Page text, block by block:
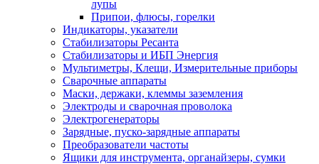
лупы
Припои, флюсы, горелки
Индикаторы, указатели
Стабилизаторы Ресанта
Стабилизаторы и ИБП Энергия
Мультиметры, Клещи, Измерительные приборы
Сварочные аппараты
Маски, держаки, клеммы заземления
Электроды и сварочная проволока
Электрогенераторы
Зарядные, пуско-зарядные аппараты
Преобразователи частоты
Ящики для инструмента, органайзеры, сумки